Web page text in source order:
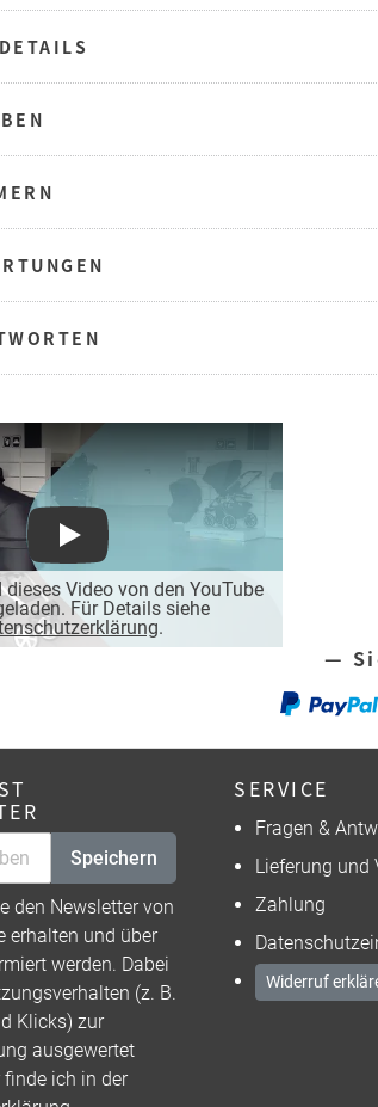
Video von den YouTube
Für Details siehe
.
Play
—
Speichern
den Newsletter von
erhalten und über
werden. Dabei
(z. B.
Klicks) zur
ausgewertet
ich in der
SERVICE
Fragen &
Lieferung und
Zahlung
Widerruf